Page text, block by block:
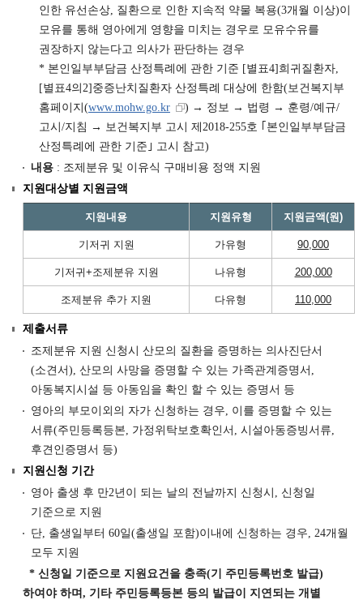
인한 유선손상, 질환으로 인한 지속적 약물 복용(3개월 이상)이
모유를 통해 영아에게 영향을 미치는 경우로 모유수유를
권장하지 않는다고 의사가 판단하는 경우
* 본인일부부담금 산정특례에 관한 기준 [별표4]희귀질환자,
[별표4의2]중증난치질환자 산정특례 대상에 한함(보건복지부
홈페이지(www.mohw.go.kr
) → 정보 → 법령 → 훈령/예규/
고시/지침 → 보건복지부 고시 제2018-255호 ｢본인일부부담금
산정특례에 관한 기준｣ 고시 참고)
내용 : 조제분유 및 이유식 구매비용 정액 지원
지원대상별 지원금액
지원내용 지원유형 지원금액(원)
기저귀 지원 가유형 90,000
기저귀+조제분유 지원 나유형 200,000
조제분유 추가 지원 다유형 110,000
제출서류
조제분유 지원 신청시 산모의 질환을 증명하는 의사진단서
(소견서), 산모의 사망을 증명할 수 있는 가족관계증명서,
아동복지시설 등 아동임을 확인 할 수 있는 증명서 등
영아의 부모이외의 자가 신청하는 경우, 이를 증명할 수 있는
서류(주민등록등본, 가정위탁보호확인서, 시설아동증빙서류,
후견인증명서 등)
지원신청 기간
영아 출생 후 만2년이 되는 날의 전날까지 신청시, 신청일
기준으로 지원
단, 출생일부터 60일(출생일 포함)이내에 신청하는 경우, 24개월
모두 지원
* 신청일 기준으로 지원요건을 충족(기 주민등록번호 발급)
하여야 하며, 기타 주민등록등본 등의 발급이 지연되는 개별